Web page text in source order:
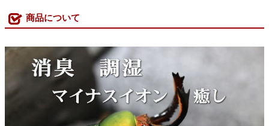
商品について